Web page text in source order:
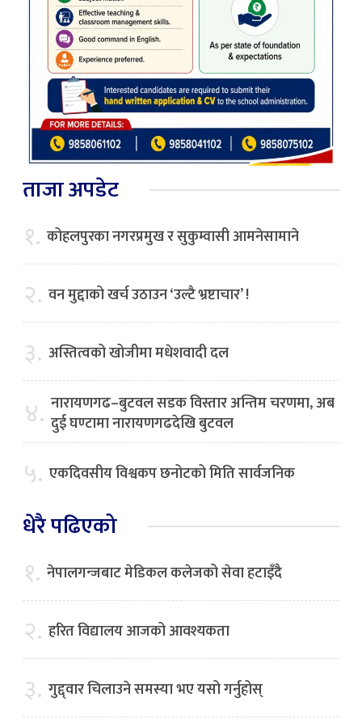
ताजा अपडेट
१. कोहलपुरका नगरप्रमुख र सुकुम्वासी आमनेसामाने
२. वन मुद्दाको खर्च उठाउन ‘उल्टै भ्रष्टाचार’ !
३. अस्तित्वको खोजीमा मधेशवादी दल
४. नारायणगढ–बुटवल सडक विस्तार अन्तिम चरणमा, अब
दुई घण्टामा नारायणगढदेखि बुटवल
५. एकदिवसीय विश्वकप छनोटको मिति सार्वजनिक
धेरै पढिएको
१. नेपालगन्जबाट मेडिकल कलेजको सेवा हटाइँदै
२. हरित विद्यालय आजको आवश्यकता
३. गुद्द्वार चिलाउने समस्या भए यसो गर्नुहोस्